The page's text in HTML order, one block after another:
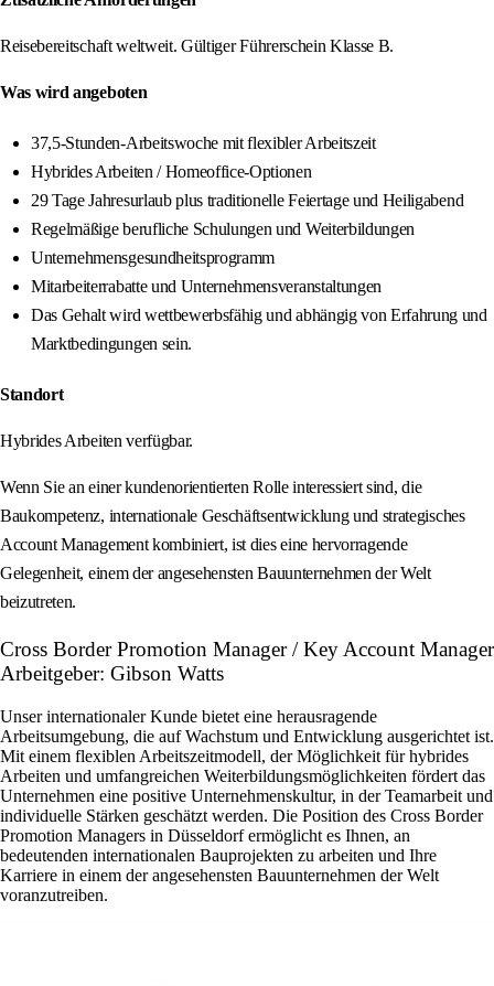
Reisebereitschaft weltweit. Gültiger Führerschein Klasse B.
Was wird angeboten
37,5-Stunden-Arbeitswoche mit flexibler Arbeitszeit
Hybrides Arbeiten / Homeoffice-Optionen
29 Tage Jahresurlaub plus traditionelle Feiertage und Heiligabend
Regelmäßige berufliche Schulungen und Weiterbildungen
Unternehmensgesundheitsprogramm
Mitarbeiterrabatte und Unternehmensveranstaltungen
Das Gehalt wird wettbewerbsfähig und abhängig von Erfahrung und
Marktbedingungen sein.
Standort
Hybrides Arbeiten verfügbar.
Wenn Sie an einer kundenorientierten Rolle interessiert sind, die
Baukompetenz, internationale Geschäftsentwicklung und strategisches
Account Management kombiniert, ist dies eine hervorragende
Gelegenheit, einem der angesehensten Bauunternehmen der Welt
beizutreten.
Cross Border Promotion Manager / Key Account Manager
Arbeitgeber: Gibson Watts
Unser internationaler Kunde bietet eine herausragende
Arbeitsumgebung, die auf Wachstum und Entwicklung ausgerichtet ist.
Mit einem flexiblen Arbeitszeitmodell, der Möglichkeit für hybrides
Arbeiten und umfangreichen Weiterbildungsmöglichkeiten fördert das
Unternehmen eine positive Unternehmenskultur, in der Teamarbeit und
individuelle Stärken geschätzt werden. Die Position des Cross Border
Promotion Managers in Düsseldorf ermöglicht es Ihnen, an
bedeutenden internationalen Bauprojekten zu arbeiten und Ihre
Karriere in einem der angesehensten Bauunternehmen der Welt
voranzutreiben.